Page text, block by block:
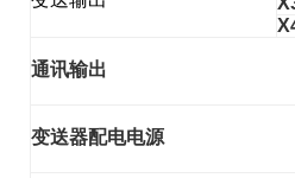
通讯输出
变送器配电电源